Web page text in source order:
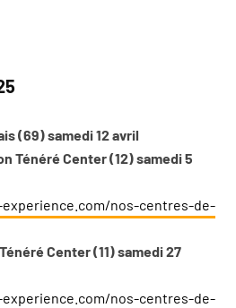
(69) samedi 12 avril
Ténéré Center (12) samedi 5
nos-centres-de-
Center (11) samedi 27
nos-centres-de-